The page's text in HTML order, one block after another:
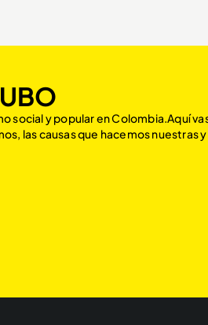
social y popular en Colombia.Aquí
las causas que hacemos nuestras y